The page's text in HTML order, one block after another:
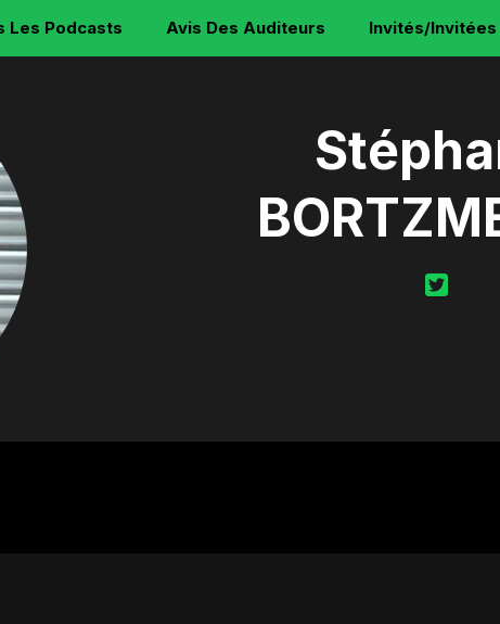
Les Podcasts Avis Des Auditeurs Invités/Invitées